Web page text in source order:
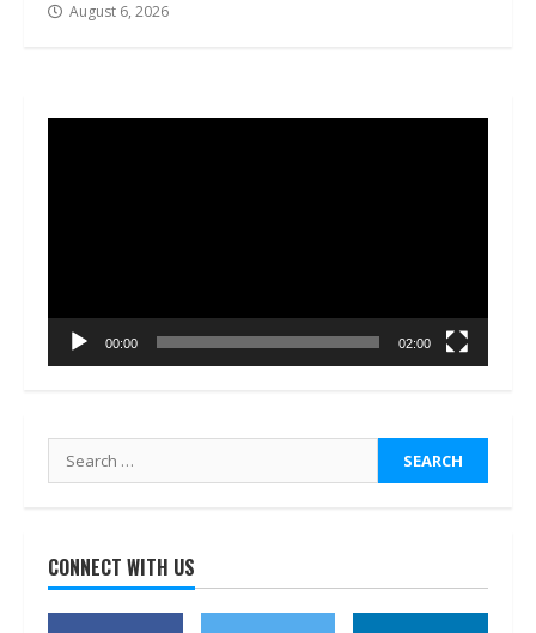
August 6, 2026
00:00 02:00
Search
for:
CONNECT WITH US